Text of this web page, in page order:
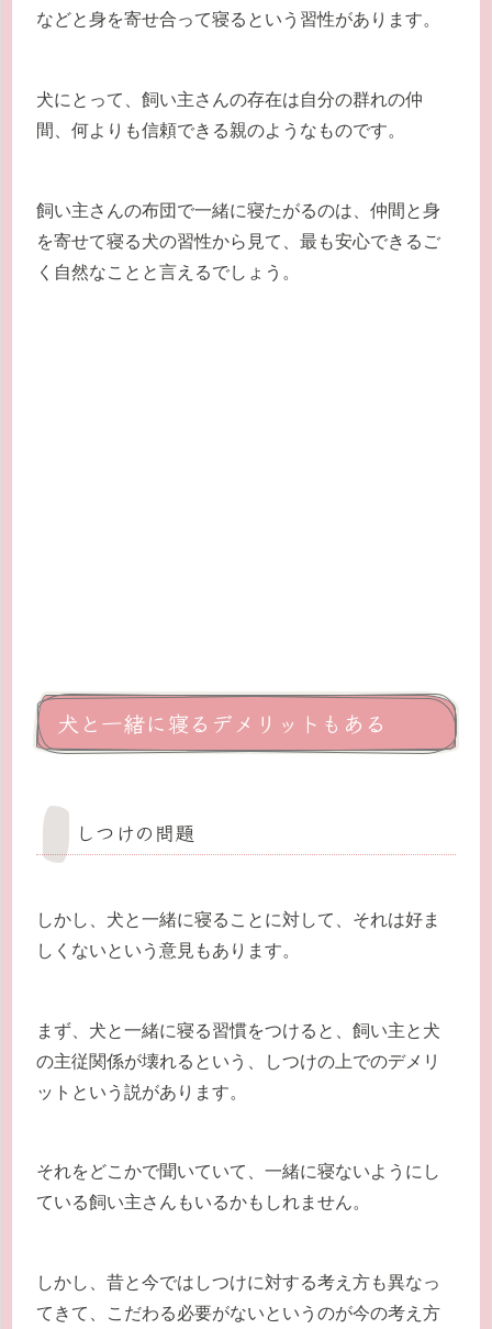
などと身を寄せ合って寝るという習性があります。
犬にとって、飼い主さんの存在は自分の群れの仲
間、何よりも信頼できる親のようなものです。
飼い主さんの布団で一緒に寝たがるのは、仲間と身
を寄せて寝る犬の習性から見て、最も安心できるご
く自然なことと言えるでしょう。
犬と一緒に寝るデメリットもある
しつけの問題
しかし、犬と一緒に寝ることに対して、それは好ま
しくないという意見もあります。
まず、犬と一緒に寝る習慣をつけると、飼い主と犬
の主従関係が壊れるという、しつけの上でのデメリ
ットという説があります。
それをどこかで聞いていて、一緒に寝ないようにし
ている飼い主さんもいるかもしれません。
しかし、昔と今ではしつけに対する考え方も異なっ
てきて、こだわる必要がないというのが今の考え方